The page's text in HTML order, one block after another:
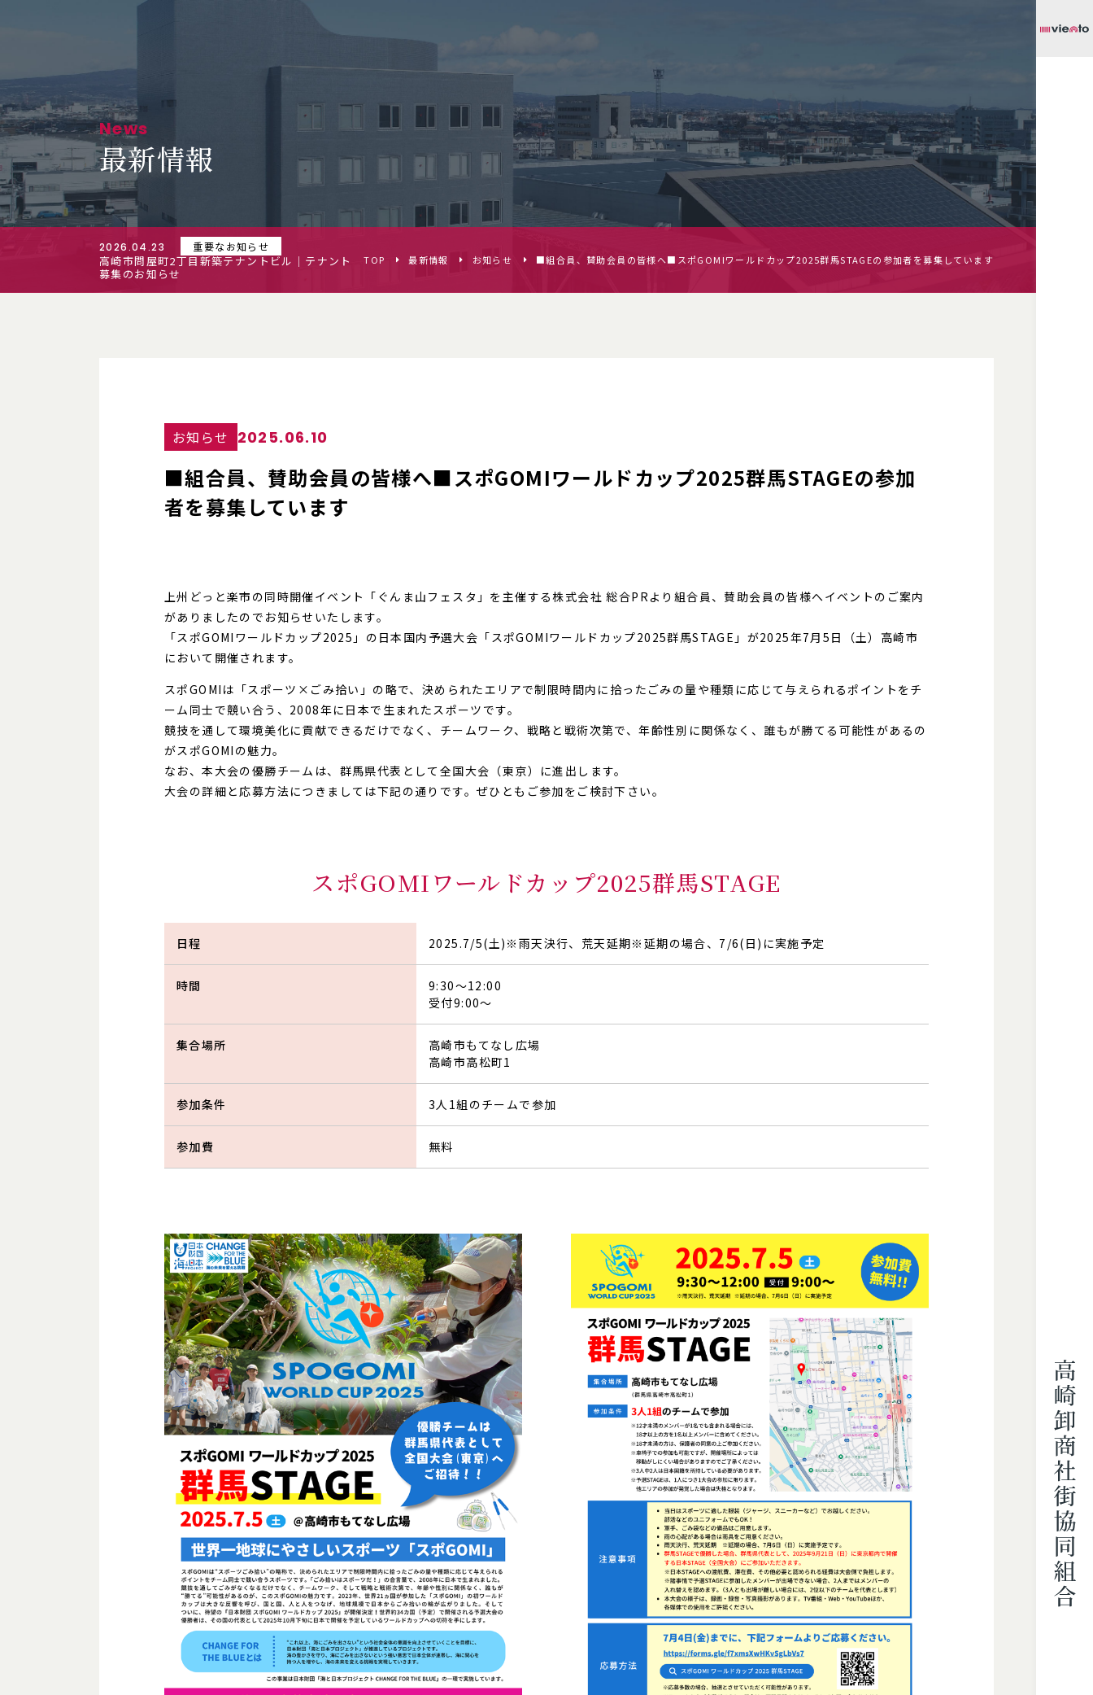
News
最新情報
2026.04.23 重要なお知らせ
高崎市問屋町2丁目新築テナントビル｜テナント
募集のお知らせ
TOP 最新情報 お知らせ ■組合員、賛助会員の皆様へ■スポGOMIワールドカップ2025群馬STAGEの参加者を募集しています
お知らせ 2025.06.10
■組合員、賛助会員の皆様へ■スポGOMIワールドカップ2025群馬STAGEの参加
者を募集しています
上州どっと楽市の同時開催イベント「ぐんま山フェスタ」を主催する株式会社 総合PRより組合員、賛助会員の皆様へイベントのご案内
がありましたのでお知らせいたします。
「スポGOMIワールドカップ2025」の日本国内予選大会「スポGOMIワールドカップ2025群馬STAGE」が2025年7月5日（土）高崎市
において開催されます。
スポGOMIは「スポーツ×ごみ拾い」の略で、決められたエリアで制限時間内に拾ったごみの量や種類に応じて与えられるポイントをチ
ーム同士で競い合う、2008年に日本で生まれたスポーツです。
競技を通して環境美化に貢献できるだけでなく、チームワーク、戦略と戦術次第で、年齢性別に関係なく、誰もが勝てる可能性があるの
がスポGOMIの魅力。
なお、本大会の優勝チームは、群馬県代表として全国大会（東京）に進出します。
大会の詳細と応募方法につきましては下記の通りです。ぜひともご参加をご検討下さい。
スポGOMIワールドカップ2025群馬STAGE
日程 2025.7/5(土)※雨天決行、荒天延期※延期の場合、7/6(日)に実施予定
時間
9:30～12:00
受付9:00～
集合場所
高崎市もてなし広場
高崎市高松町1
参加条件 3人1組のチームで参加
参加費 無料